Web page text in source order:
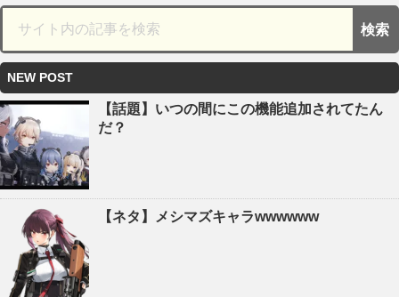
NEW POST
【話題】いつの間にこの機能追加されてたん
だ？
【ネタ】メシマズキャラwwwwww